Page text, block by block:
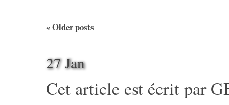
«Older posts
27 Jan
Cet article est écrit par